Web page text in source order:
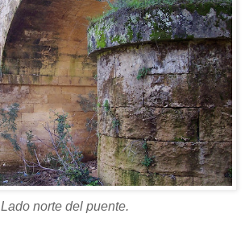
Lado norte del puente.